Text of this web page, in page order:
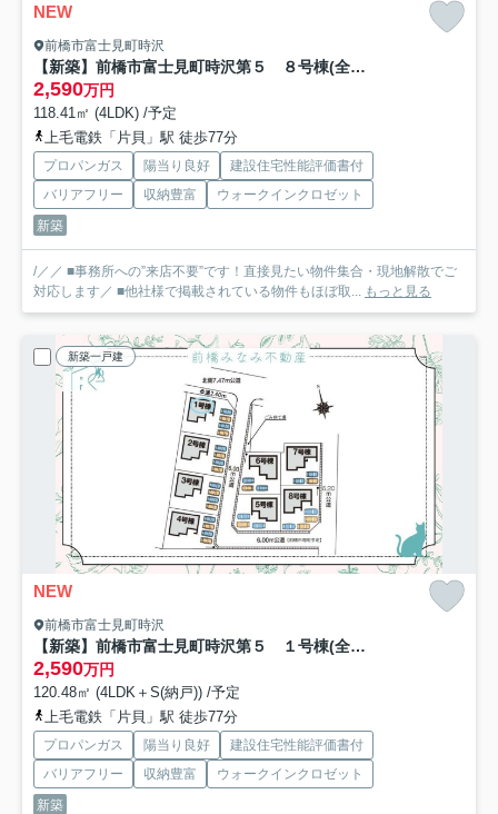
NEW
前橋市富士見町時沢
【新築】前橋市富士見町時沢第５ ８号棟(全８棟) クリエートの家 新築建売分譲
2,590万円
118.41㎡ (4LDK) /予定
上毛電鉄「片貝」駅 徒歩77分
プロパンガス 陽当り良好
建設住宅性能評価書付
バリアフリー
収納豊富
ウォークインクロゼット
新築
/／／ ■事務所への”来店不要”です！直接見たい物件集合・現地解散でご
対応します／ ■他社様で掲載されている物件もほぼ取...
もっと見る
新築一戸建
NEW
前橋市富士見町時沢
【新築】前橋市富士見町時沢第５ １号棟(全８棟) クリエートの家 新築建売分譲
2,590万円
120.48㎡ (4LDK＋S(納戸)) /予定
上毛電鉄「片貝」駅 徒歩77分
プロパンガス 陽当り良好
建設住宅性能評価書付
バリアフリー
収納豊富
ウォークインクロゼット
新築